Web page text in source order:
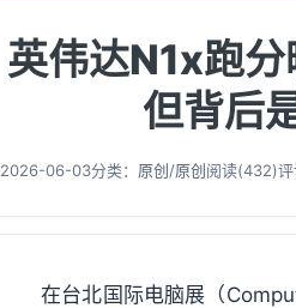
英伟达N1x跑
但背后
2026-06-03分类： 原创/原创阅读(432)
在台北国际电脑展（